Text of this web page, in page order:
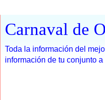
Carnaval de
Toda la información del
información de tu conjunto